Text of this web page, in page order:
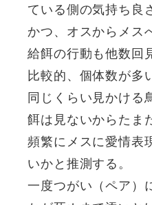
ている側の気持ち良
かつ、オスからメス
給餌の行動も他数回
比較的、個体数が多
同じくらい見かける
餌は見ないからたま
頻繁にメスに愛情表
いかと推測する。
一度つがい（ペア）